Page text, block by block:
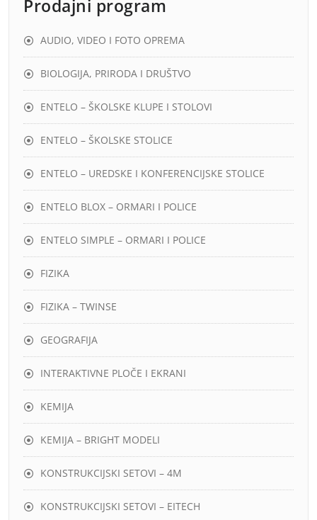
Prodajni program
AUDIO, VIDEO I FOTO OPREMA
BIOLOGIJA, PRIRODA I DRUŠTVO
ENTELO – ŠKOLSKE KLUPE I STOLOVI
ENTELO – ŠKOLSKE STOLICE
ENTELO – UREDSKE I KONFERENCIJSKE STOLICE
ENTELO BLOX – ORMARI I POLICE
ENTELO SIMPLE – ORMARI I POLICE
FIZIKA
FIZIKA – TWINSE
GEOGRAFIJA
INTERAKTIVNE PLOČE I EKRANI
KEMIJA
KEMIJA – BRIGHT MODELI
KONSTRUKCIJSKI SETOVI – 4M
KONSTRUKCIJSKI SETOVI – EITECH